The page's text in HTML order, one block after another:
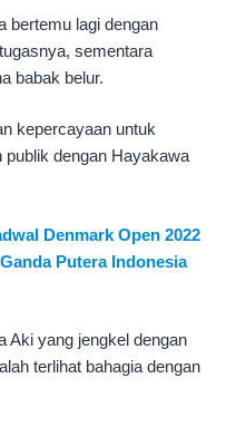
bertemu lagi dengan
sementara
babak belur.
kepercayaan untuk
publik dengan Hayakawa
Denmark Open 2022
Putera Indonesia
Aki yang jengkel dengan
terlihat bahagia dengan